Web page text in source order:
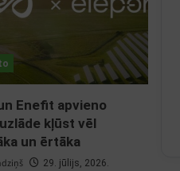
Enefit apvieno
kļūst vēl
un ērtāka
29. jūlijs, 2026.